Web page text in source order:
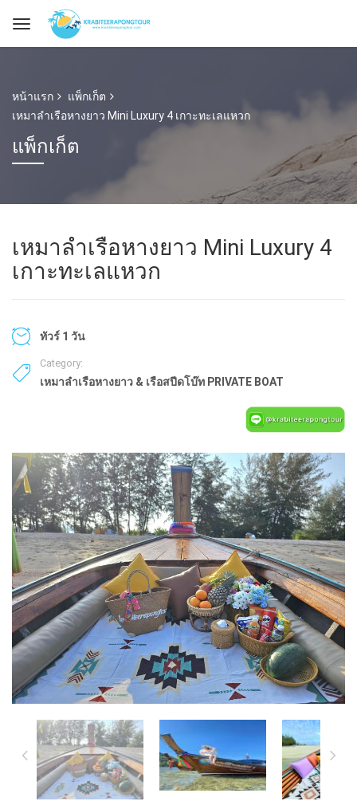
หน้าแรก
แพ็กเก็ต
เหมาลำเรือหางยาว Mini Luxury 4 เกาะทะเลแหวก
แพ็กเก็ต
เหมาลำเรือหางยาว Mini Luxury 4
เกาะทะเลแหวก
ทัวร์ 1 วัน
Category:
เหมาลำเรือหางยาว & เรือสปีดโบ๊ท PRIVATE BOAT